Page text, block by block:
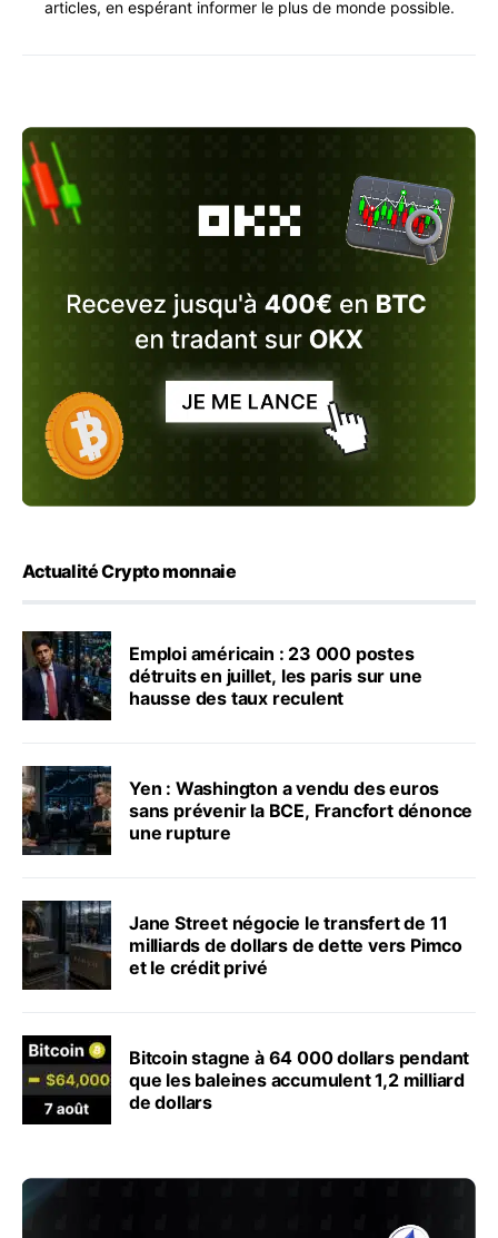
articles, en espérant informer le plus de monde possible.
Actualité Crypto monnaie
Emploi américain : 23 000 postes
détruits en juillet, les paris sur une
hausse des taux reculent
Yen : Washington a vendu des euros
sans prévenir la BCE, Francfort dénonce
une rupture
Jane Street négocie le transfert de 11
milliards de dollars de dette vers Pimco
et le crédit privé
Bitcoin stagne à 64 000 dollars pendant
que les baleines accumulent 1,2 milliard
de dollars